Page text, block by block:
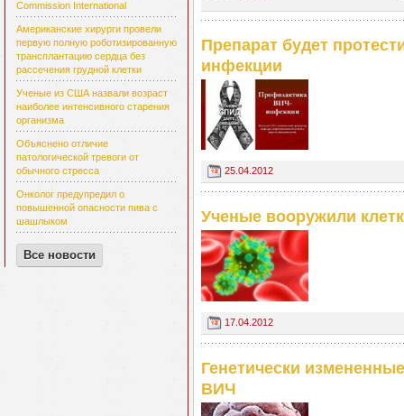
Commission International
Американские хирурги провели
первую полную роботизированную
трансплантацию сердца без
рассечения грудной клетки
Ученые из США назвали возраст
наиболее интенсивного старения
организма
Объяснено отличие
патологической тревоги от
обычного стресса
Онколог предупредил о
повышенной опасности пива с
шашлыком
Все новости
Препарат будет
инфекции
25.04.2012
Ученые вооружили
17.04.2012
Генетически
ВИЧ